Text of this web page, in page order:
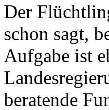
Der
schon sagt,
Aufgabe ist
beratende